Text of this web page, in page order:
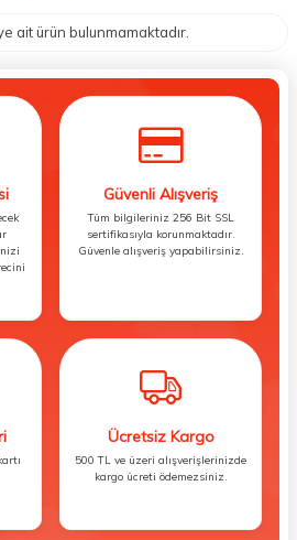
ait ürün bulunmamaktadır.
Güvenli Alışveriş
Tüm bilgileriniz 256 Bit SSL
sertifikasıyla korunmaktadır.
Güvenle alışveriş yapabilirsiniz.
Ücretsiz Kargo
500 TL ve üzeri alışverişlerinizde
kargo ücreti ödemezsiniz.